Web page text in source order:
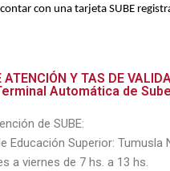
con una tarjeta SUBE
ATENCIÓN Y TAS DE
Automática de
de SUBE:
Educación Superior: Tumusla
a viernes de 7 hs. a 13 hs.